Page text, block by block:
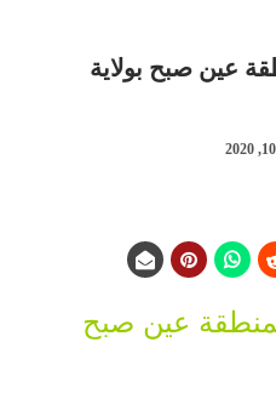
عين صبح بولاية
بمنطقة عين صبح